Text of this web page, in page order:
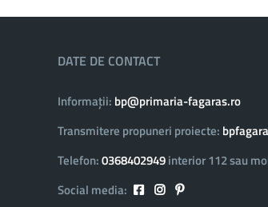
DATE DE CONTACT
Informații: bp@primaria-fagaras.ro
Transmitere propuneri proiecte:
Telefon:0368402949interior 112 sau
Social media: